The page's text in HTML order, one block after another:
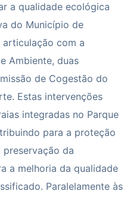
a qualidade ecológica
do Município de
articulação com a
Ambiente, duas
de Cogestão do
Estas intervenções
integradas no Parque
para a proteção
preservação da
a melhoria da qualidade
Paralelamente às